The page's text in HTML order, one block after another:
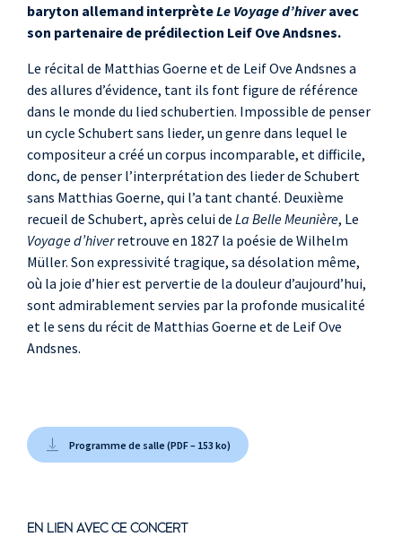
baryton allemand interprèteLe Voyage d’hiveravec
son partenaire de prédilection Leif Ove Andsnes.
Le récital de Matthias Goerne et de Leif Ove Andsnes a
des allures d’évidence, tant ils font figure de référence
dans le monde du lied schubertien. Impossible de penser
un cycle Schubert sans lieder, un genre dans lequel le
compositeur a créé un corpus incomparable, et difficile,
donc, de penser l’interprétation des lieder de Schubert
sans Matthias Goerne, qui l’a tant chanté. Deuxième
recueil de Schubert, après celui de La Belle Meunière, Le
Voyage d’hiverretrouve en 1827 la poésie de Wilhelm
Müller. Son expressivité tragique, sa désolation même,
où la joie d’hier est pervertie de la douleur d’aujourd’hui,
sont admirablement servies par la profonde musicalité
et le sens du récit de Matthias Goerne et de Leif Ove
Andsnes.
Programme de salle (PDF – 153 ko)
EN LIEN AVEC CE CONCERT